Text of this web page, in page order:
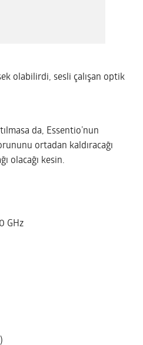
olabilirdi, sesli çalışan optik
da, Essentio’nun
ortadan kaldıracağı
olacağı kesin.
GHz